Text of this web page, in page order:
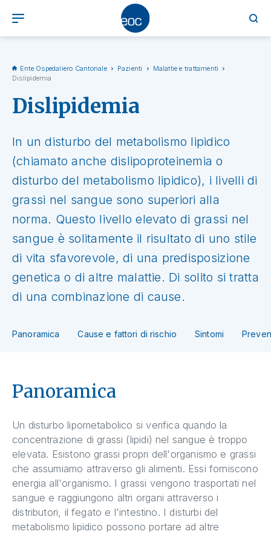
Ente Ospedaliero Cantonale Pazienti
Malattie e trattamenti
Dislipidemia
Dislipidemia
In un disturbo del metabolismo lipidico
(chiamato anche dislipoproteinemia o
disturbo del metabolismo lipidico), i livelli di
grassi nel sangue sono superiori alla
norma. Questo livello elevato di grassi nel
sangue è solitamente il risultato di uno stile
di vita sfavorevole, di una predisposizione
genetica o di altre malattie. Di solito si tratta
di una combinazione di cause.
Panoramica Cause e fattori di rischio Sintomi
Panoramica
Un disturbo lipometabolico si verifica quando la
concentrazione di grassi (lipidi) nel sangue è troppo
elevata. Esistono grassi propri dell'organismo e grassi
che assumiamo attraverso gli alimenti. Essi forniscono
energia all'organismo. I grassi vengono trasportati nel
sangue e raggiungono altri organi attraverso i
distributori, il fegato e l'intestino. I disturbi del
metabolismo lipidico possono portare ad altre